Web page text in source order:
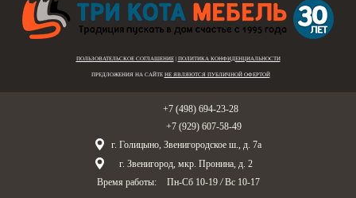
ПОЛЬЗОВАТЕЛЬСКОЕ СОГЛАШЕНИЕ| ПОЛИТИКА КОНФИДЕНЦИАЛЬНОСТИ
ПРЕДЛОЖЕНИЯ НА САЙТЕ НЕ ЯВЛЯЮТСЯ ПУБЛИЧНОЙ ОФЕРТОЙ
+7 (498) 694-23-28
+7 (929) 607-58-49
г. Голицыно, Звенигородское ш., д. 7а
г. Звенигород, мкр. Пронина, д. 2
Время работы:
Пн-Сб 10-19 / Вс 10-17